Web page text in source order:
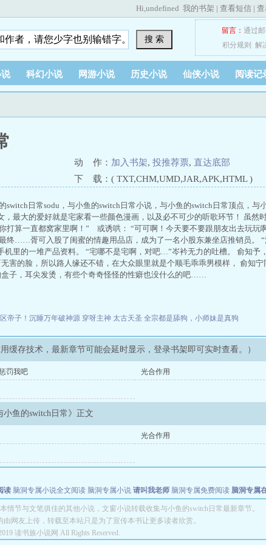
Hi,undefined 我的书架 | 查看短信 |
搜 索
留言： 通过
积分规则
解
科幻小说 网游小说 历史小说 仙侠小说 阅读记
动 作： 加入书架, 投推荐票, 直达底部
下 载：( TXT,CHM,UMD,JAR,APK,HTML )
switch日常sodu，与小鱼的switch日常小说，与小鱼的switch日常顶点，与
，最大的爱好就是宅家看一些颜色漫画，以及必不可少的听歌环节！ 虽然
打算一直都窝家里啊！” 或诱哄： “可可啊！今天要不要跟朋友出去玩玩
终……胥可入股了闺蜜的情趣用品店，成为了一名小股东兼坐店推销员。 “
机里的一堆产品资料。 “宅哪不是宅啊，对吧…”岑衿无力的吐槽。 俞知予
害的脸，所以路人缘还不错，在大众眼里就是个顺毛乖乖男模样， 俞知
子，耳尖发烫，有些个奇奇怪怪的性癖也没什么的吧……
帝子！沉睡万年破神源 穿呀主神 太古天圣 全宗都是舔狗，小师妹是真狗
用缓存技术，最新章节可能会延时显示，登录书架即可实时查看。）
罚我吧 光合作用
小鱼的switch日常》正文
光合作用
读 脑洞专属小说全文阅读 脑洞专属小说 请叫我老师 脑洞专属免费阅读 脑洞专属
穿书第一天就结婚小说全文阅读
情节与文笔俱佳的其他小说，文窗小说转载收集与小鱼的switch日常最新章节。
网友上传，转载至本站只是为了宣传本书让更多读者欣赏。
读书族小说网 All Rights Reserved.